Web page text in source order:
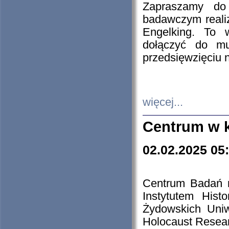
Zapraszamy
badawczym
Engelking. To
dołączyć do
przedsięwzięciu
więcej...
Centrum w
02.02.2025
Centrum Badań
Instytutem
Żydowskich
Holocaust